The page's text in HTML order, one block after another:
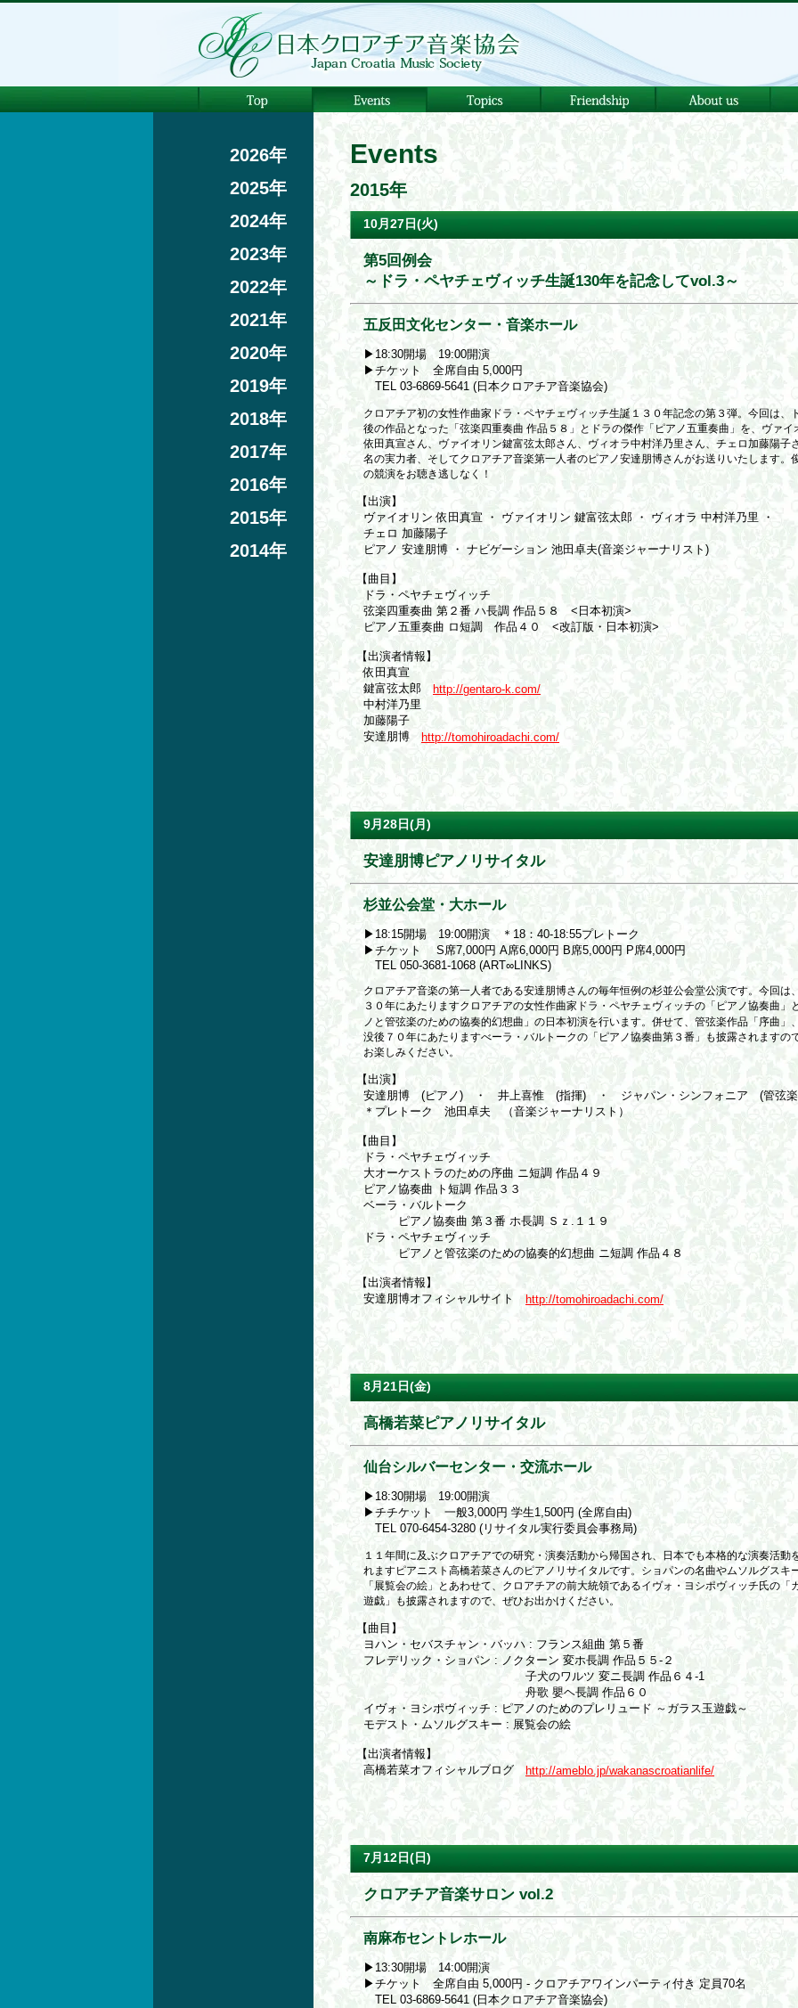
2026年
2025年
2024年
2023年
2022年
2021年
2020年
2019年
2018年
2017年
2016年
2015年
2014年
Events
2015年
10月27日(火)
第5回例会
～ドラ・ペヤチェヴィッチ生誕130年を記念してvol.3～
五反田文化センター・音楽ホール
▶18:30開場 19:00開演
▶チケット 全席自由 5,000円
TEL 03-6869-5641 (日本クロアチア音楽協会)
クロアチア初の女性作曲家ドラ・ペヤチェヴィッチ生誕１３０年記念の第３弾。今回は、
後の作品となった「弦楽四重奏曲 作品５８」とドラの傑作「ピアノ五重奏曲」を、ヴァイ
依田真宣さん、ヴァイオリン鍵富弦太郎さん、ヴィオラ中村洋乃里さん、チェロ加藤陽子
名の実力者、そしてクロアチア音楽第一人者のピアノ安達朋博さんがお送りいたします。
の競演をお聴き逃しなく！
【出演】
ヴァイオリン 依田真宣 ・ ヴァイオリン 鍵富弦太郎 ・ ヴィオラ 中村洋乃里 ・
チェロ 加藤陽子
ピアノ 安達朋博 ・ ナビゲーション 池田卓夫(音楽ジャーナリスト)
【曲目】
ドラ・ペヤチェヴィッチ
弦楽四重奏曲 第２番 ハ長調 作品５８ <日本初演>
ピアノ五重奏曲 ロ短調 作品４０ <改訂版・日本初演>
【出演者情報】
依田真宣
鍵富弦太郎
http://gentaro-k.com/
中村洋乃里
加藤陽子
安達朋博
http://tomohiroadachi.com/
9月28日(月)
安達朋博ピアノリサイタル
杉並公会堂・大ホール
▶18:15開場 19:00開演 ＊18：40-18:55プレトーク
▶チケット S席7,000円 A席6,000円 B席5,000円 P席4,000円
TEL 050-3681-1068 (ART∞LINKS)
クロアチア音楽の第一人者である安達朋博さんの毎年恒例の杉並公会堂公演です。今回は
３０年にあたりますクロアチアの女性作曲家ドラ・ペヤチェヴィッチの「ピアノ協奏曲」
ノと管弦楽のための協奏的幻想曲」の日本初演を行います。併せて、管弦楽作品「序曲」
没後７０年にあたりますべーラ・バルトークの「ピアノ協奏曲第３番」も披露されますの
お楽しみください。
【出演】
安達朋博 (ピアノ) ・ 井上喜惟 (指揮) ・ ジャパン・シンフォニア (管弦
＊プレトーク 池田卓夫 （音楽ジャーナリスト）
【曲目】
ドラ・ペヤチェヴィッチ
大オーケストラのための序曲 ニ短調 作品４９
ピアノ協奏曲 ト短調 作品３３
ベーラ・バルトーク
ピアノ協奏曲 第３番 ホ長調 Ｓｚ.１１９
ドラ・ペヤチェヴィッチ
ピアノと管弦楽のための協奏的幻想曲 ニ短調 作品４８
【出演者情報】
安達朋博オフィシャルサイト
http://tomohiroadachi.com/
8月21日(金)
高橋若菜ピアノリサイタル
仙台シルバーセンター・交流ホール
▶18:30開場 19:00開演
▶チチケット 一般3,000円 学生1,500円 (全席自由)
TEL 070-6454-3280 (リサイタル実行委員会事務局)
１１年間に及ぶクロアチアでの研究・演奏活動から帰国され、日本でも本格的な演奏活動
れますピアニスト高橋若菜さんのピアノリサイタルです。ショパンの名曲やムソルグスキ
「展覧会の絵」とあわせて、クロアチアの前大統領であるイヴォ・ヨシポヴィッチ氏の「
遊戯」も披露されますので、ぜひお出かけください。
【曲目】
ヨハン・セバスチャン・バッハ : フランス組曲 第５番
フレデリック・ショパン : ノクターン 変ホ長調 作品５５-２
子犬のワルツ 変ニ長調 作品６４-1
舟歌 嬰ヘ長調 作品６０
イヴォ・ヨシポヴィッチ : ピアノのためのプレリュード ～ガラス玉遊戯～
モデスト・ムソルグスキー : 展覧会の絵
【出演者情報】
高橋若菜オフィシャルブログ
http://ameblo.jp/wakanascroatianlife/
7月12日(日)
クロアチア音楽サロン vol.2
南麻布セントレホール
▶13:30開場 14:00開演
▶チケット 全席自由 5,000円 - クロアチアワインパーティ付き 定員70名
TEL 03-6869-5641 (日本クロアチア音楽協会)